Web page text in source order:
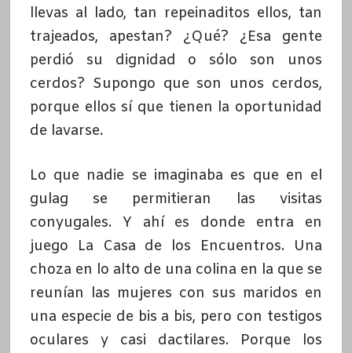
llevas al lado, tan repeinaditos ellos, tan
trajeados, apestan? ¿Qué? ¿Esa gente
perdió su dignidad o sólo son unos
cerdos? Supongo que son unos cerdos,
porque ellos sí que tienen la oportunidad
de lavarse.
Lo que nadie se imaginaba es que en el
gulag se permitieran las visitas
conyugales. Y ahí es donde entra en
juego La Casa de los Encuentros. Una
choza en lo alto de una colina en la que se
reunían las mujeres con sus maridos en
una especie de bis a bis, pero con testigos
oculares y casi dactilares. Porque los